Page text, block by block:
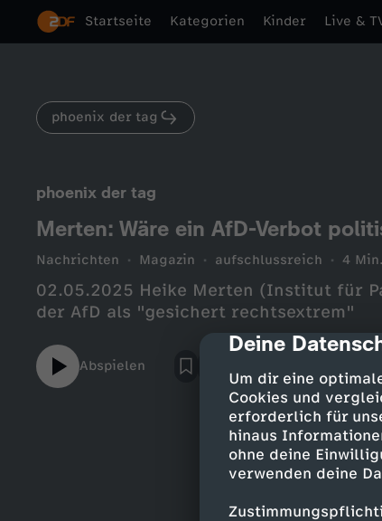
cmp-dialog-
Deine
Um dir eine
Cookies und
erforderlich für
hinaus
ohne deine
verwenden deine
Startseite Kategorien Kinder Live &
phoenix der tag
phoenix der tag
Merten: Wäre ein AfD-Verbot
Nachrichten Magazin aufschlussreich 4 Min.
02.05.2025 Heike Merten (Institut für
der AfD als "gesichert rechtsextrem"
Abspielen